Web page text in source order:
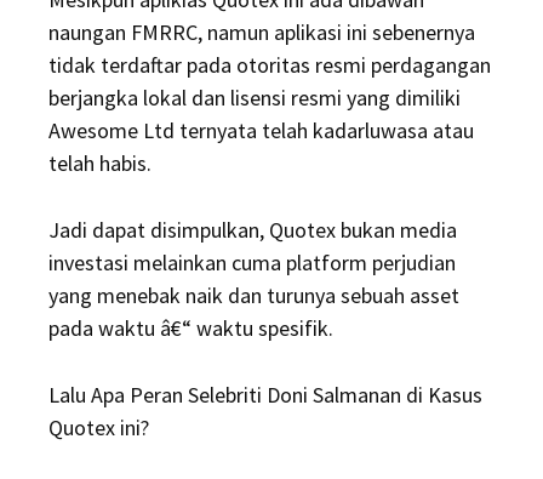
naungan FMRRC, namun aplikasi ini sebenernya
tidak terdaftar pada otoritas resmi perdagangan
berjangka lokal dan lisensi resmi yang dimiliki
Awesome Ltd ternyata telah kadarluwasa atau
telah habis.
Jadi dapat disimpulkan, Quotex bukan media
investasi melainkan cuma platform perjudian
yang menebak naik dan turunya sebuah asset
pada waktu â€“ waktu spesifik.
Lalu Apa Peran Selebriti Doni Salmanan di Kasus
Quotex ini?